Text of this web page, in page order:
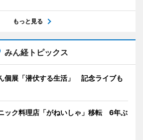
もっと見る
みん経トピックス
個展「潜伏する生活」 記念ライブも
ック料理店「がねいしゃ」移転 6年ぶ